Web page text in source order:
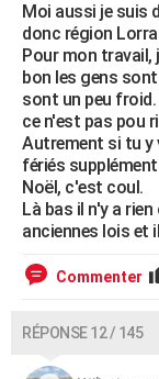
Moi aussi je suis
donc région
Pour mon
bon les gens
sont un peu
ce n'est pas pou
Autrement si tu y
fériés
Noël, c'est coul.
Là bas il n'y a
anciennes lois et
Commenter
RÉPONSE 12 / 145